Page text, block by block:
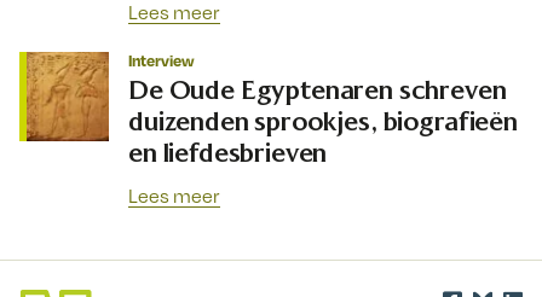
Lees meer
Interview
De Oude Egyptenaren schreven
duizenden sprookjes, biografieën
en liefdesbrieven
Lees meer